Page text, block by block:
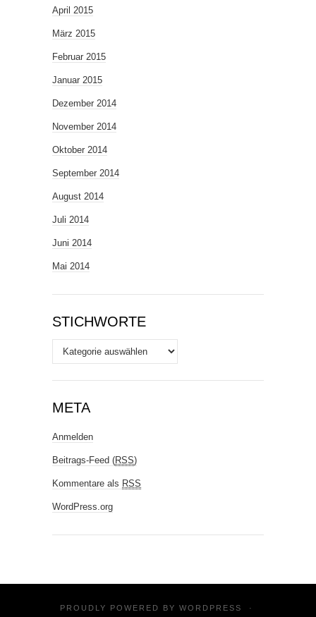
April 2015
März 2015
Februar 2015
Januar 2015
Dezember 2014
November 2014
Oktober 2014
September 2014
August 2014
Juli 2014
Juni 2014
Mai 2014
STICHWORTE
Stichworte
META
Anmelden
Beitrags-Feed (RSS)
Kommentare als RSS
WordPress.org
PROUDLY POWERED BY WORDPRESS ·